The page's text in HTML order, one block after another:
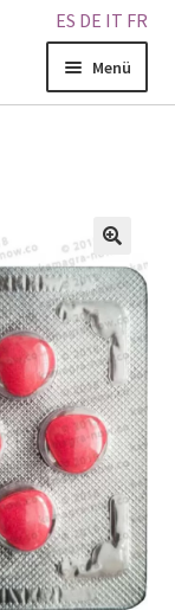
ES DE IT FR
Menü
🔍